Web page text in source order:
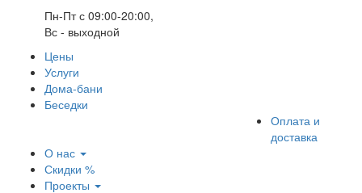
Пн-Пт с 09:00-20:00,
Вс - выходной
Цены
Услуги
Дома-бани
Беседки
Оплата и
доставка
О нас
Скидки %
Проекты